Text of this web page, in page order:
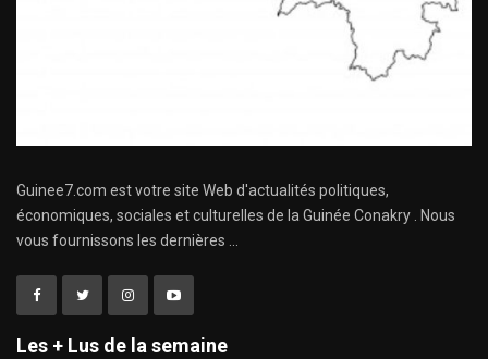
Guinee7.com est votre site Web d'actualités politiques,
économiques, sociales et culturelles de la Guinée Conakry . Nous
vous fournissons les dernières ...
Les + Lus de la semaine